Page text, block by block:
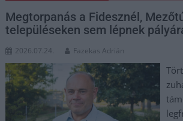
Megtorpanás a Fidesznél,
településeken sem lépnek
2026.07.24. Fazekas Adrián